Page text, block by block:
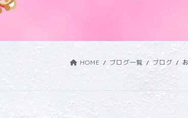
HOME ブログ一覧 ブログ